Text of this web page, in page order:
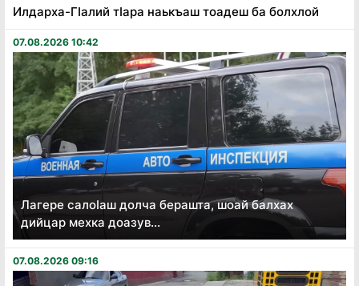
Илдарха-Гӏалий тӏара наькъаш тоадеш ба болхлой
07.08.2026 10:42
Лагере салоӏаш долча берашта, шоай балхах
дийцар мехка доазув...
07.08.2026 09:16